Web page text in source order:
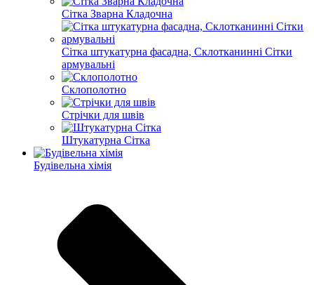
Сітка Зварна Кладочна
Сітка штукатурна фасадна, Склотканинні Сітки
армувальні
Склополотно
Стрічки для швів
Штукатурна Сітка
Будівельна хімія